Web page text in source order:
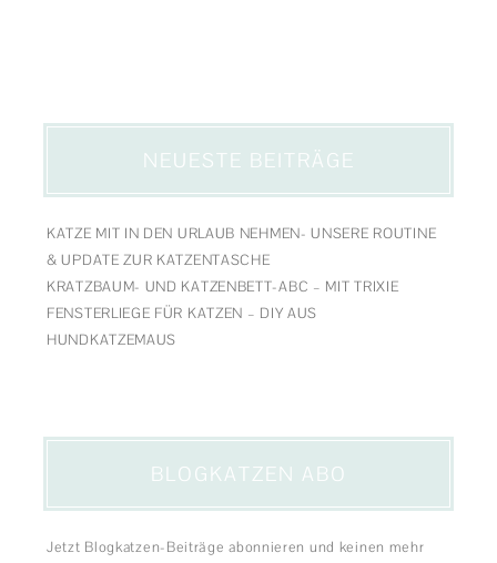
NEUESTE BEITRÄGE
KATZE MIT IN DEN URLAUB NEHMEN- UNSERE ROUTINE
& UPDATE ZUR KATZENTASCHE
KRATZBAUM- UND KATZENBETT-ABC – MIT TRIXIE
FENSTERLIEGE FÜR KATZEN – DIY AUS
HUNDKATZEMAUS
BLOGKATZEN ABO
Jetzt Blogkatzen-Beiträge abonnieren und keinen mehr